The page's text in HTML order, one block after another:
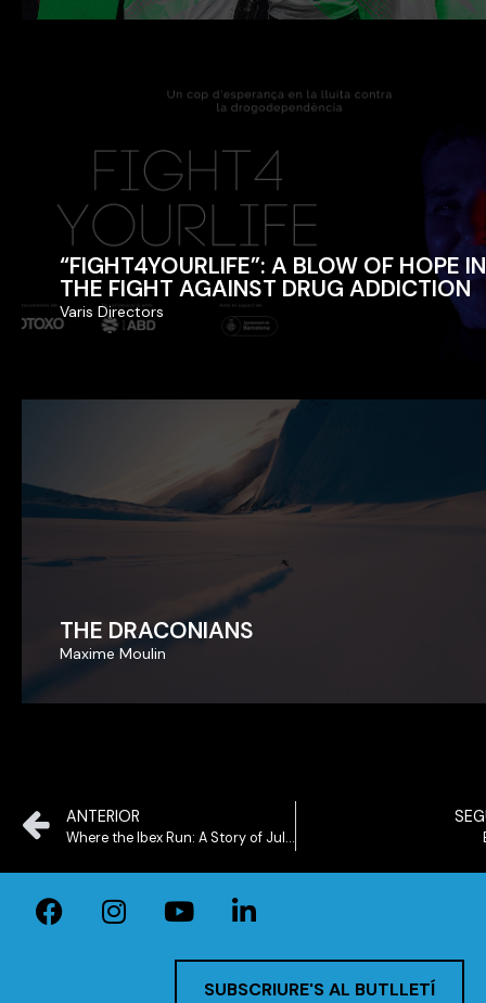
“FIGHT4YOURLIFE”: A BLOW OF HOPE IN
THE FIGHT AGAINST DRUG ADDICTION
Varis Directors
“FIGHT4YOURLIFE”: A BLOW OF HOPE IN
THE FIGHT AGAINST DRUG ADDICTION
Varis Directors
THE DRACONIANS
Maxime Moulin
THE DRACONIANS
Maxime Moulin
ANTERIOR
Where the Ibex Run: A Story of Julian Alps Trail Run by UTMB
SUBSCRIURE'S AL BUTLLETÍ